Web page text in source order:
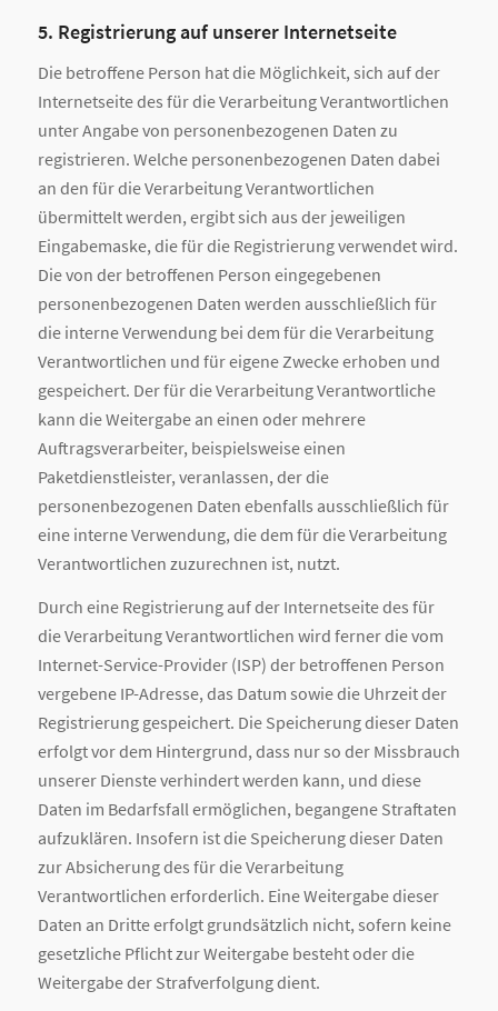
5. Registrierung auf unserer Internetseite
Die betroffene Person hat die Möglichkeit, sich auf der
Internetseite des für die Verarbeitung Verantwortlichen
unter Angabe von personenbezogenen Daten zu
registrieren. Welche personenbezogenen Daten dabei
an den für die Verarbeitung Verantwortlichen
übermittelt werden, ergibt sich aus der jeweiligen
Eingabemaske, die für die Registrierung verwendet wird.
Die von der betroffenen Person eingegebenen
personenbezogenen Daten werden ausschließlich für
die interne Verwendung bei dem für die Verarbeitung
Verantwortlichen und für eigene Zwecke erhoben und
gespeichert. Der für die Verarbeitung Verantwortliche
kann die Weitergabe an einen oder mehrere
Auftragsverarbeiter, beispielsweise einen
Paketdienstleister, veranlassen, der die
personenbezogenen Daten ebenfalls ausschließlich für
eine interne Verwendung, die dem für die Verarbeitung
Verantwortlichen zuzurechnen ist, nutzt.
Durch eine Registrierung auf der Internetseite des für
die Verarbeitung Verantwortlichen wird ferner die vom
Internet-Service-Provider (ISP) der betroffenen Person
vergebene IP-Adresse, das Datum sowie die Uhrzeit der
Registrierung gespeichert. Die Speicherung dieser Daten
erfolgt vor dem Hintergrund, dass nur so der Missbrauch
unserer Dienste verhindert werden kann, und diese
Daten im Bedarfsfall ermöglichen, begangene Straftaten
aufzuklären. Insofern ist die Speicherung dieser Daten
zur Absicherung des für die Verarbeitung
Verantwortlichen erforderlich. Eine Weitergabe dieser
Daten an Dritte erfolgt grundsätzlich nicht, sofern keine
gesetzliche Pflicht zur Weitergabe besteht oder die
Weitergabe der Strafverfolgung dient.